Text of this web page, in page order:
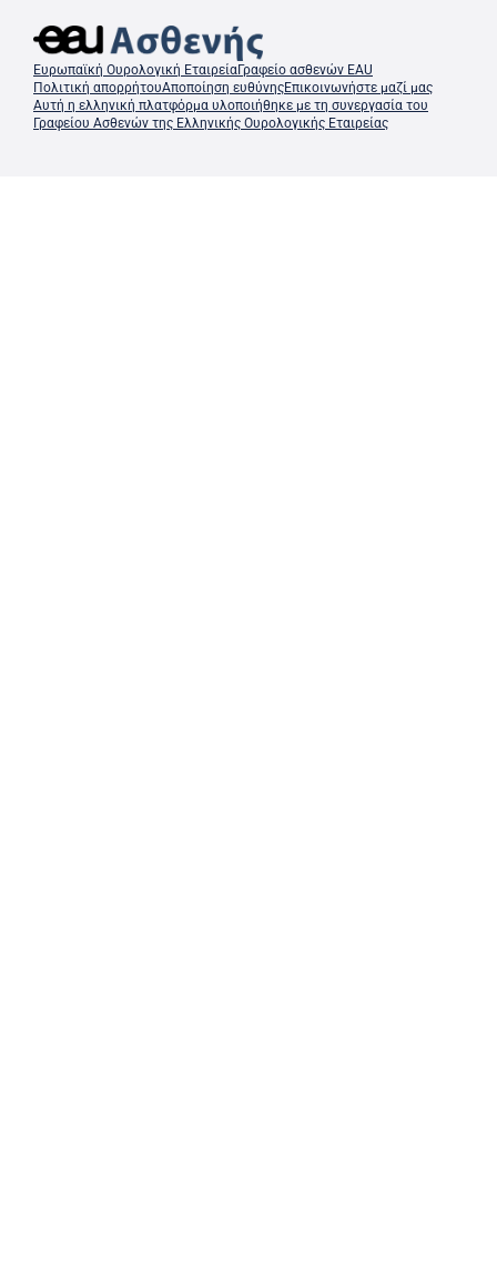
Ευρωπαϊκή Ουρολογική ΕταιρείαΓραφείο ασθενών EAU
Πολιτική απορρήτουΑποποίηση ευθύνηςΕπικοινωνήστε μαζί μας
Αυτή η ελληνική πλατφόρμα υλοποιήθηκε με τη συνεργασία του
Γραφείου Ασθενών της Ελληνικής Ουρολογικής Εταιρείας